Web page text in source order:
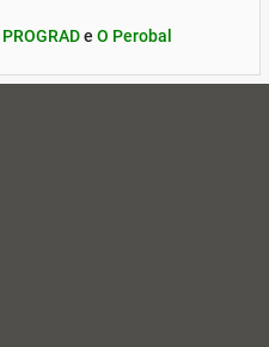
PROGRADe O Perobal